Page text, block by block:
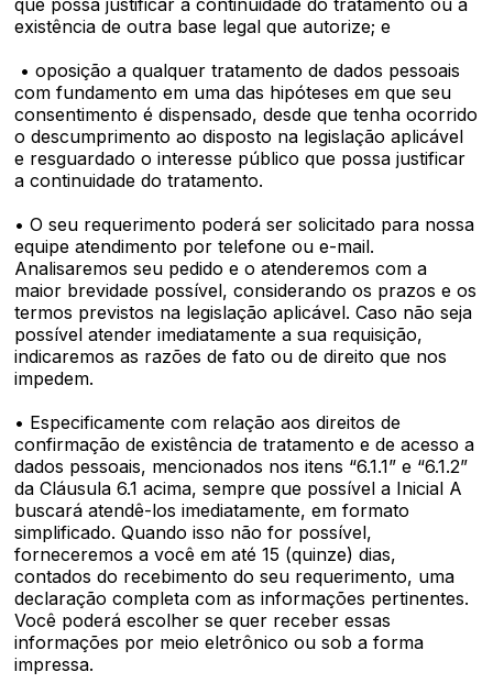
que possa justificar a continuidade do tratamento ou a
existência de outra base legal que autorize; e
• oposição a qualquer tratamento de dados pessoais
com fundamento em uma das hipóteses em que seu
consentimento é dispensado, desde que tenha ocorrido
o descumprimento ao disposto na legislação aplicável
e resguardado o interesse público que possa justificar
a continuidade do tratamento.
• O seu requerimento poderá ser solicitado para nossa
equipe atendimento por telefone ou e-mail.
Analisaremos seu pedido e o atenderemos com a
maior brevidade possível, considerando os prazos e os
termos previstos na legislação aplicável. Caso não seja
possível atender imediatamente a sua requisição,
indicaremos as razões de fato ou de direito que nos
impedem.
• Especificamente com relação aos direitos de
confirmação de existência de tratamento e de acesso a
dados pessoais, mencionados nos itens “6.1.1” e “6.1.2”
da Cláusula 6.1 acima, sempre que possível a Inicial A
buscará atendê-los imediatamente, em formato
simplificado. Quando isso não for possível,
forneceremos a você em até 15 (quinze) dias,
contados do recebimento do seu requerimento, uma
declaração completa com as informações pertinentes.
Você poderá escolher se quer receber essas
informações por meio eletrônico ou sob a forma
impressa.